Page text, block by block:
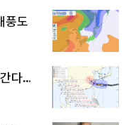
풍도
다…